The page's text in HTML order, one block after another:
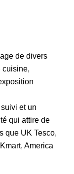
de divers
cuisine,
et un
qui attire de
que UK Tesco,
America